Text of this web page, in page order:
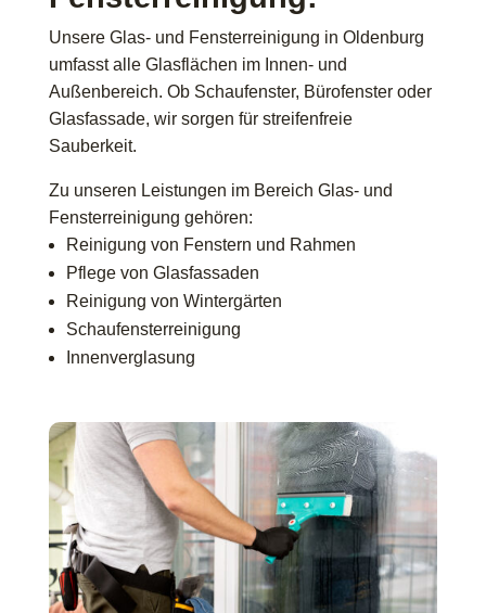
Unsere Glas- und Fensterreinigung in Oldenburg
umfasst alle Glasflächen im Innen- und
Außenbereich. Ob Schaufenster, Bürofenster oder
Glasfassade, wir sorgen für streifenfreie
Sauberkeit.
Zu unseren Leistungen im Bereich Glas- und
Fensterreinigung gehören:
Reinigung von Fenstern und Rahmen
Pflege von Glasfassaden
Reinigung von Wintergärten
Schaufensterreinigung
Innenverglasung